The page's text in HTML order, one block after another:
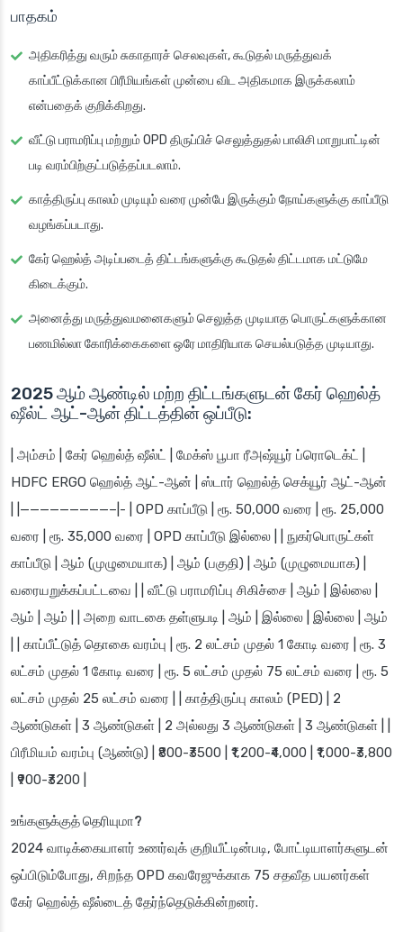
பாதகம்
அதிகரித்து வரும் சுகாதாரச் செலவுகள், கூடுதல் மருத்துவக்
காப்பீட்டுக்கான பிரீமியங்கள் முன்பை விட அதிகமாக இருக்கலாம்
என்பதைக் குறிக்கிறது.
வீட்டு பராமரிப்பு மற்றும் OPD திருப்பிச் செலுத்துதல் பாலிசி மாறுபாட்டின்
படி வரம்பிற்குட்படுத்தப்படலாம்.
காத்திருப்பு காலம் முடியும் வரை முன்பே இருக்கும் நோய்களுக்கு காப்பீடு
வழங்கப்படாது.
கேர் ஹெல்த் அடிப்படைத் திட்டங்களுக்கு கூடுதல் திட்டமாக மட்டுமே
கிடைக்கும்.
அனைத்து மருத்துவமனைகளும் செலுத்த முடியாத பொருட்களுக்கான
பணமில்லா கோரிக்கைகளை ஒரே மாதிரியாக செயல்படுத்த முடியாது.
2025 ஆம் ஆண்டில் மற்ற திட்டங்களுடன் கேர் ஹெல்த்
ஷீல்ட் ஆட்-ஆன் திட்டத்தின் ஒப்பீடு:
| அம்சம் | கேர் ஹெல்த் ஷீல்ட் | மேக்ஸ் பூபா ரீஅஷ்யூர் ப்ரொடெக்ட் |
HDFC ERGO ஹெல்த் ஆட்-ஆன் | ஸ்டார் ஹெல்த் செக்யூர் ஆட்-ஆன்
| |—————————–|- | OPD காப்பீடு | ரூ. 50,000 வரை | ரூ. 25,000
வரை | ரூ. 35,000 வரை | OPD காப்பீடு இல்லை | | நுகர்பொருட்கள்
காப்பீடு | ஆம் (முழுமையாக) | ஆம் (பகுதி) | ஆம் (முழுமையாக) |
வரையறுக்கப்பட்டவை | | வீட்டு பராமரிப்பு சிகிச்சை | ஆம் | இல்லை |
ஆம் | ஆம் | | அறை வாடகை தள்ளுபடி | ஆம் | இல்லை | இல்லை | ஆம்
| | காப்பீட்டுத் தொகை வரம்பு | ரூ. 2 லட்சம் முதல் 1 கோடி வரை | ரூ. 3
லட்சம் முதல் 1 கோடி வரை | ரூ. 5 லட்சம் முதல் 75 லட்சம் வரை | ரூ. 5
லட்சம் முதல் 25 லட்சம் வரை | | காத்திருப்பு காலம் (PED) | 2
ஆண்டுகள் | 3 ஆண்டுகள் | 2 அல்லது 3 ஆண்டுகள் | 3 ஆண்டுகள் | |
பிரீமியம் வரம்பு (ஆண்டு) | ₹800-₹3500 | ₹1,200-₹4,000 | ₹1,000-₹3,800
| ₹900-₹3200 |
உங்களுக்குத் தெரியுமா?
2024 வாடிக்கையாளர் உணர்வுக் குறியீட்டின்படி, போட்டியாளர்களுடன்
ஒப்பிடும்போது, சிறந்த OPD கவரேஜுக்காக 75 சதவீத பயனர்கள்
கேர் ஹெல்த் ஷீல்டைத் தேர்ந்தெடுக்கின்றனர்.